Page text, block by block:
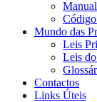
Mundo das
Leis
Leis
Contactos
Links Úteis